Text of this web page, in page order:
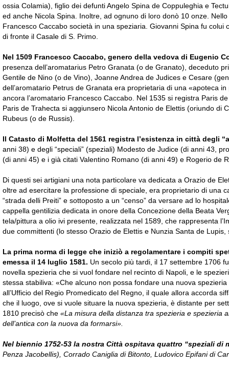
ossia Colamia), figlio dei defunti Angelo Spina de Coppuleghia e
ed anche Nicola Spina. Inoltre, ad ognuno di loro donò 10 onze.
Francesco Caccabo società in una speziaria. Giovanni Spina fu
di fronte il Casale di S. Primo.
Nel 1509 Francesco Caccabo, genero della vedova di Eugenio
presenza dell’aromatarius Petro Granata (o de Granato), deceduto
Gentile de Nino (o de Vino), Joanne Andrea de Judices e Cesare
dell’aromatario Petrus de Granata era proprietaria di una «apoteca
ancora l’aromatario Francesco Caccabo. Nel 1535 si registra Paris
Paris de Trahecta si aggiunsero Nicola Antonio de Elettis (oriundo di
Rubeus (o de Russis).
Il Catasto di Molfetta del 1561 registra l’esistenza in città degli
anni 38) e degli “speciali” (speziali) Modesto de Judice (di anni 43,
(di anni 45) e i già citati Valentino Romano (di anni 49) e Rogerio de
Di questi sei artigiani una nota particolare va dedicata a Orazio de
oltre ad esercitare la professione di speciale, era proprietario di una
“strada delli Preiti” e sottoposto a un “censo” da versare ad lo
cappella gentilizia dedicata in onore della Concezione della Beata
tela/pittura a olio ivi presente, realizzata nel 1589, che rappresenta
due committenti (lo stesso Orazio de Elettis e Nunzia Santa de
La prima norma di legge che iniziò a regolamentare i compiti
emessa il 14 luglio 1581. Un secolo più tardi, il 17 settembre 1706
novella spezieria che si vuol fondare nel recinto di Napoli, e le
stessa stabiliva: «Che alcuno non possa fondare una nuova
all’Ufficio del Regio Promedicato del Regno, il quale allora accorda
che il luogo, ove si vuole situare la nuova spezieria, è distante per
1810 precisò che «La misura della distanza tra spezieria e spezieria
dell’antica con la nuova da formarsi».
Nel biennio 1752-53 la nostra Città ospitava quattro “speziali di
Penza Jacobellis), Corrado Caniglia di Bitonto, Ludovico Epifani di